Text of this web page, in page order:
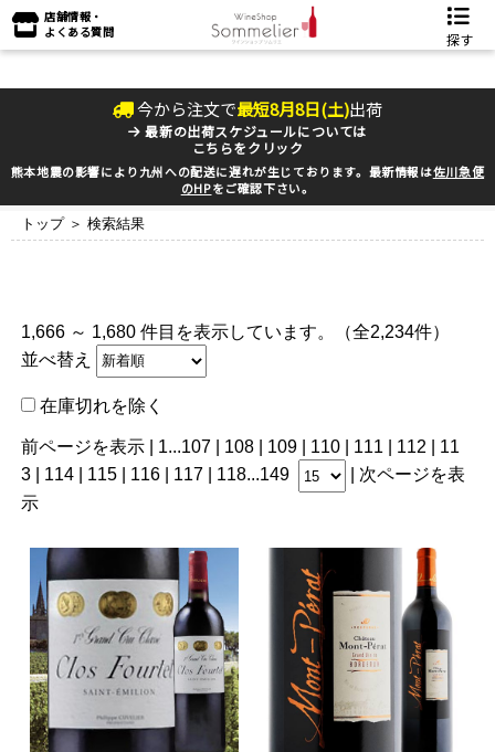
店舗情報・
よくある質問
探す
今から注文で最短8月8日(土)出荷
最新の出荷スケジュールについては
こちらをクリック
熊本地震の影響により九州への配送に遅れが生じております。最新情報は佐川急便
のHPをご確認下さい。
トップ ＞ 検索結果
1,666 ～ 1,680 件目を表示しています。（全2,234件）
並べ替え
在庫切れを除く
前ページを表示| 1...107 108| 109| 110| 111| 112 | 11
3| 114| 115| 116| 117 118...149
次ページを表
示